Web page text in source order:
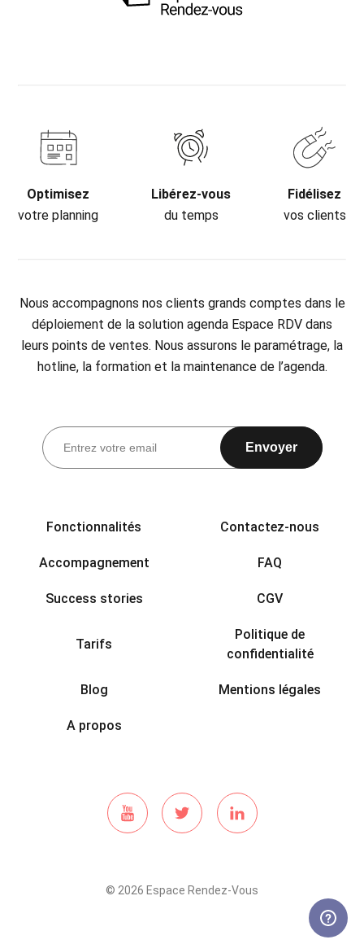
Optimisez
votre planning
Libérez-vous
du temps
Fidélisez
vos clients
Nous accompagnons nos clients grands comptes dans le
déploiement de la solution agenda Espace RDV dans
leurs points de ventes. Nous assurons le paramétrage, la
hotline, la formation et la maintenance de l’agenda.
Fonctionnalités Contactez-nous
Accompagnement FAQ
Success stories CGV
Tarifs
Politique de
confidentialité
Blog Mentions légales
A propos
Envoyer
© 2026 Espace Rendez-Vous